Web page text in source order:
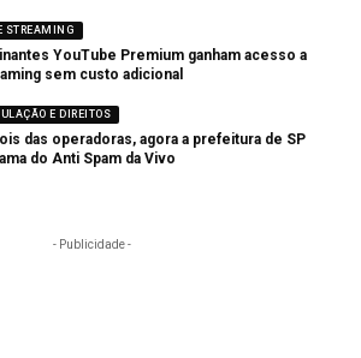
STREAMING
YouTube Premium ganham acesso a
sem custo adicional
E DIREITOS
das operadoras, agora a prefeitura de SP
do Anti Spam da Vivo
- Publicidade -